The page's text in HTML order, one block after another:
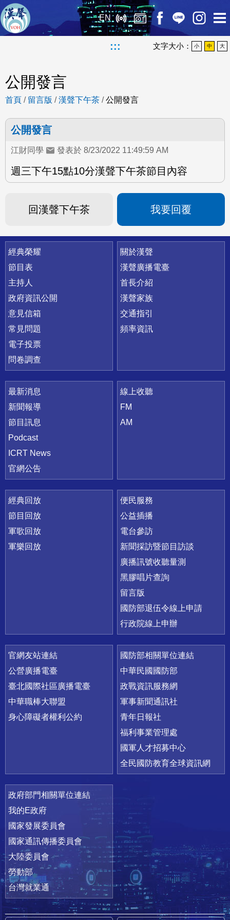
EN
::: 文字大小： 小 中 大
公開發言
首頁 / 留言版 /漢聲下午茶 /公開發言
公開發言
江財同學 發表於 8/23/2022 11:49:59 AM
週三下午15點10分漢聲下午茶節目內容
回漢聲下午茶 我要回覆
快速連結
經典榮耀
節目表
主持人
政府資訊公開
意見信箱
常見問題
電子投票
問卷調查
關於漢聲
漢聲廣播電臺
首長介紹
漢聲家族
交通指引
頻率資訊
最新消息
新聞報導
節目訊息
Podcast
ICRT News
官網公告
線上收聽
FM
AM
經典回放
節目回放
軍歌回放
軍樂回放
便民服務
公益插播
電台參訪
新聞採訪暨節目訪談
廣播訊號收聽量測
黑膠唱片查詢
留言版
國防部退伍令線上申請
行政院線上申辦
官網友站連結
公營廣播電臺
臺北國際社區廣播電臺
中華職棒大聯盟
身心障礙者權利公約
國防部相關單位連結
中華民國國防部
政戰資訊服務網
軍事新聞通訊社
青年日報社
福利事業管理處
國軍人才招募中心
全民國防教育全球資訊網
政府部門相關單位連結
我的E政府
國家發展委員會
國家通訊傳播委員會
大陸委員會
勞動部
台灣就業通